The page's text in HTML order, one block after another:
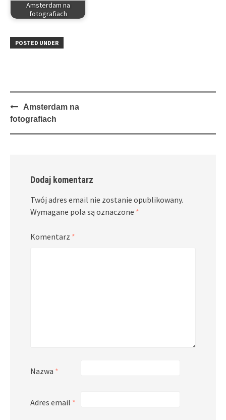
Amsterdam na
fotografiach
POSTED UNDER
Post
navigation
Amsterdam na
fotografiach
Dodaj komentarz
Twój adres email nie zostanie opublikowany.
Wymagane pola są oznaczone *
Komentarz *
Nazwa *
Adres email *